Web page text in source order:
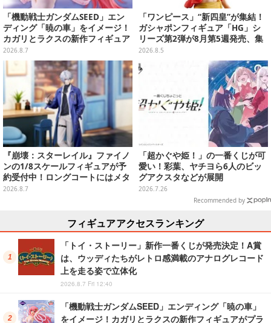
「機動戦士ガンダムSEED」エン
ディング「暁の車」をイメージ！
カガリとラクスの新作フィギュア
がプライズに
2026.8.7
「ワンピース」“新四皇”が集結！
ガシャポンフィギュア「HG」シ
リーズ第2弾が8月第5週発売、集
めて並べたくなるクオリティ
2026.8.5
『崩壊：スターレイル』ファイノ
ンの1/8スケールフィギュアが予
約受付中！ロングコートにはメタ
リック塗装を施し、高級感を演出
2026.8.7
「超かぐや姫！」の一番くじが可
愛い！彩葉、ヤチヨら6人のビッ
グアクスタなどが展開
2026.7.26
Recommended by
フィギュアアクセスランキング
「トイ・ストーリー」新作一番くじが発売決定！A賞
は、ウッディたちがレトロ感満載のアナログレコード
上を走る姿で立体化
2026.8.7 Fri 12:40
「機動戦士ガンダムSEED」エンディング「暁の車」
をイメージ！カガリとラクスの新作フィギュアがプラ